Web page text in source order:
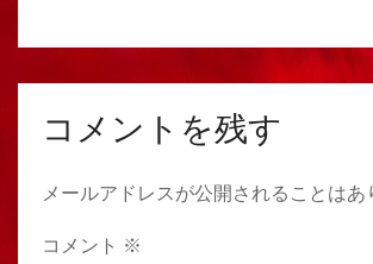
コメントを残す
メールアドレスが公開されることはあ
コメント ※